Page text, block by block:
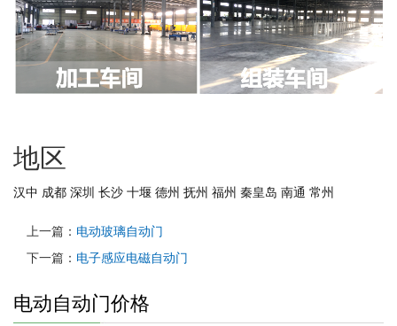
地区
汉中 成都 深圳 长沙 十堰 德州 抚州 福州 秦皇岛 南通 常州
上一篇： 电动玻璃自动门
下一篇： 电子感应电磁自动门
电动自动门价格